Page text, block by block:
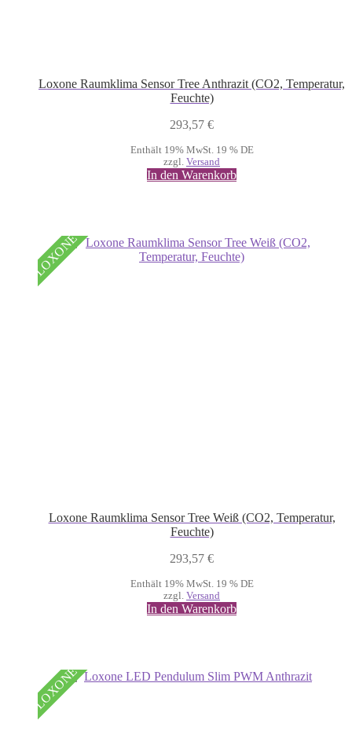
Loxone Raumklima Sensor Tree Anthrazit (CO2, Temperatur,
Feuchte)
293,57 €
Enthält 19% MwSt. 19 % DE
zzgl. Versand
In den Warenkorb
LOXONE
Loxone Raumklima Sensor Tree Weiß (CO2, Temperatur,
Feuchte)
293,57 €
Enthält 19% MwSt. 19 % DE
zzgl. Versand
In den Warenkorb
LOXONE